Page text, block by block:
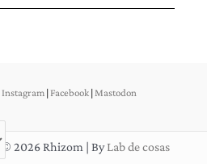
Instagram | Facebook |Mastodon
© 2026 Rhizom | ByLab de cosas